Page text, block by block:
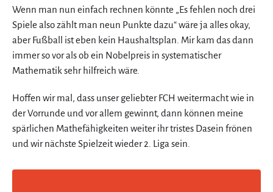
Wenn man nun einfach rechnen könnte „Es fehlen noch drei
Spiele also zählt man neun Punkte dazu“ wäre ja alles okay,
aber Fußball ist eben kein Haushaltsplan. Mir kam das dann
immer so vor als ob ein Nobelpreis in systematischer
Mathematik sehr hilfreich wäre.
Hoffen wir mal, dass unser geliebter FCH weitermacht wie in
der Vorrunde und vor allem gewinnt, dann können meine
spärlichen Mathefähigkeiten weiter ihr tristes Dasein frönen
und wir nächste Spielzeit wieder 2. Liga sein.